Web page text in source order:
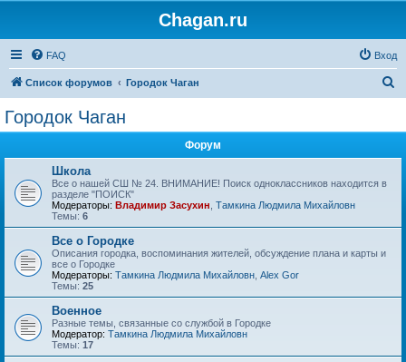
Chagan.ru
FAQ Вход
Список форумов Городок Чаган
Городок Чаган
Форум
Школа
Все о нашей СШ № 24. ВНИМАНИЕ! Поиск одноклассников находится в
разделе "ПОИСК"
Модераторы: Владимир Засухин Тамкина Людмила Михайловн
Темы: 6
Все о Городке
Описания городка, воспоминания жителей, обсуждение плана и карты и
все о Городке
Модераторы: Тамкина Людмила Михайловн Alex Gor
Темы: 25
Военное
Разные темы, связанные со службой в Городке
Модератор: Тамкина Людмила Михайловн
Темы: 17